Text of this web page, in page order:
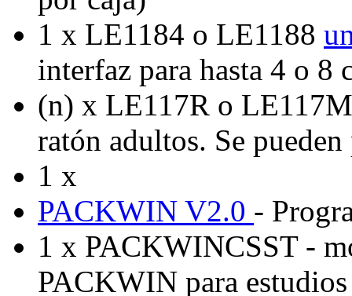
1 x LE1184 o LE1188
interfaz para hasta 4 o 8
(n) x LE117R o
ratón adultos. Se
1 x
PACKWIN V2.0 -
1 x PACKWINCSST -
PACKWIN para